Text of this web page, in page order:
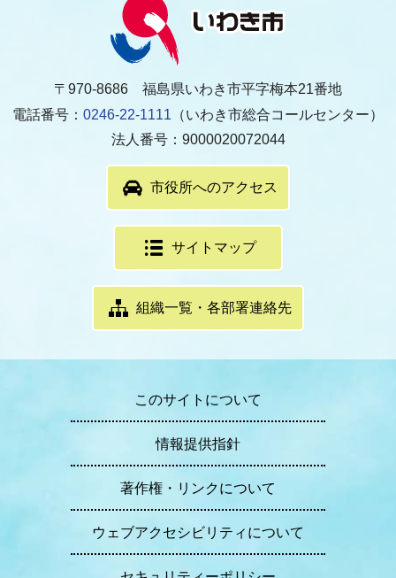
〒970-8686 福島県いわき市平字梅本21番地
電話番号： 0246-22-1111 （いわき市総合コールセンター）
法人番号：9000020072044
市役所へのアクセス
サイトマップ
組織一覧・各部署連絡先
このサイトについて
情報提供指針
著作権・リンクについて
ウェブアクセシビリティについて